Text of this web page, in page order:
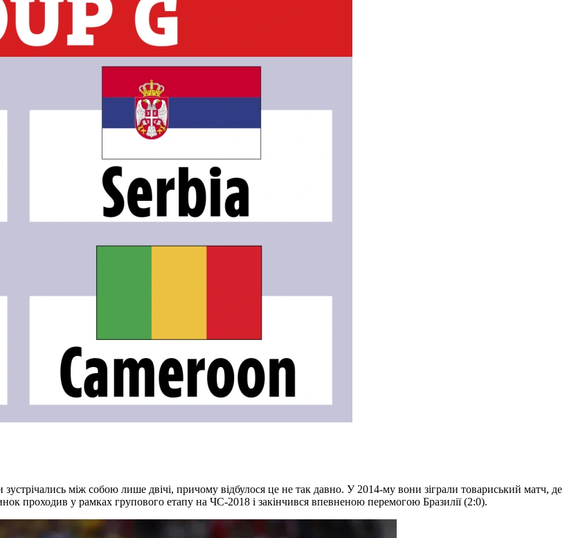
між собою лише двічі, причому відбулося це не так давно. У 2014-му вони зіграли товариський матч, де
проходив у рамках групового етапу на ЧС-2018 і закінчився впевненою перемогою Бразилії (2:0).